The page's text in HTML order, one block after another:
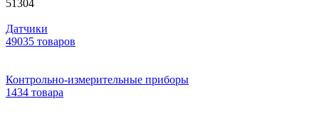
51304
Датчики
49035 товаров
Контрольно-измерительные приборы
1434 товара